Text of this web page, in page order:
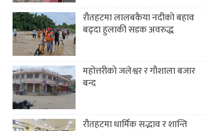
रौतहटमा लालबकैया नदीको बहाव
बढ्दा हुलाकी सडक अवरुद्ध
महोत्तरीको जलेश्वर र गौशाला बजार
बन्द
रौतहटमा धार्मिक सद्भाव र शान्ति